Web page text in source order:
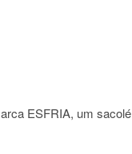
ESFRIA, um sacolé